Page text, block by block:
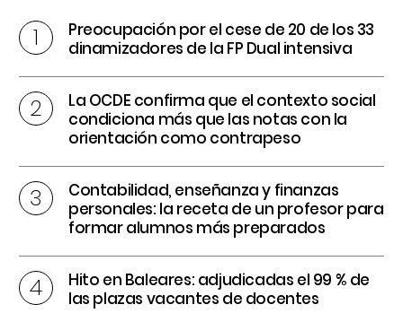
Preocupación por el cese de 20 de los 33
dinamizadores de la FP Dual intensiva
La OCDE confirma que el contexto social
condiciona más que las notas con la
orientación como contrapeso
Contabilidad, enseñanza y finanzas
personales: la receta de un profesor para
formar alumnos más preparados
Hito en Baleares: adjudicadas el 99 % de
las plazas vacantes de docentes